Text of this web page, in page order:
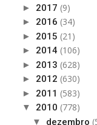
► 2017 (9)
► 2016 (34)
► 2015 (21)
► 2014 (106)
► 2013 (628)
► 2012 (630)
► 2011 (583)
▼ 2010 (778)
▼ dezembro